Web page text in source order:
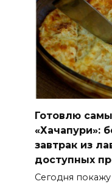
Готовлю
«Хачапури»:
завтрак из
доступных
Сегодня